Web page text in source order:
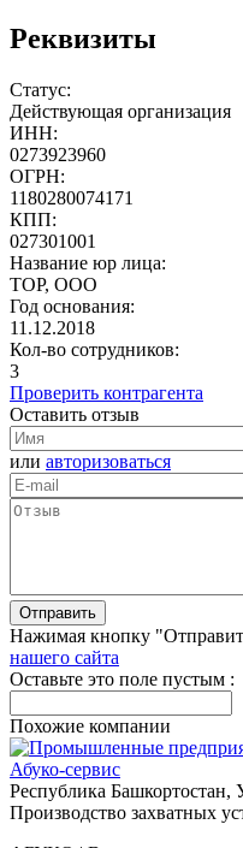
Реквизиты
Статус:
Действующая организация
ИНН:
0273923960
ОГРН:
1180280074171
КПП:
027301001
Название юр лица:
ТОР, ООО
Год основания:
11.12.2018
Кол-во сотрудников:
3
Проверить контрагента
Оставить отзыв
или авторизоваться
Нажимая кнопку
нашего сайта
Оставьте это поле пустым :
Похожие компании
Абуко-сервис
Республика Башкортостан,
Производство захватных